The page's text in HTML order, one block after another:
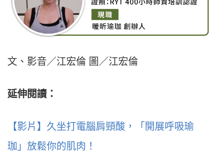
文、影音／江宏倫 圖／江宏倫
延伸閱讀：
【影片】久坐打電腦肩頸酸，「開展呼吸瑜
珈」放鬆你的肌肉！